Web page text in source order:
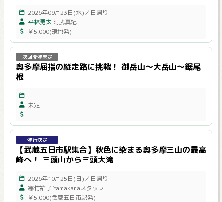
2026年09月23日(水)／日帰り
平林勇太 阿武真紀
￥5,000(現地発)
次回開催未定
奥多摩屈指の縦走路に挑戦！ 御岳山～大岳山～鋸尾
根
-
未定
-
催行決定
【武蔵五日市駅集合】秋色に染まる奥多摩三山の最高
峰へ！ 三頭山から三頭大滝
2026年10月25日(日)／日帰り
寒竹祐子 Yamakaraスタッフ
￥5,000(武蔵五日市駅発)